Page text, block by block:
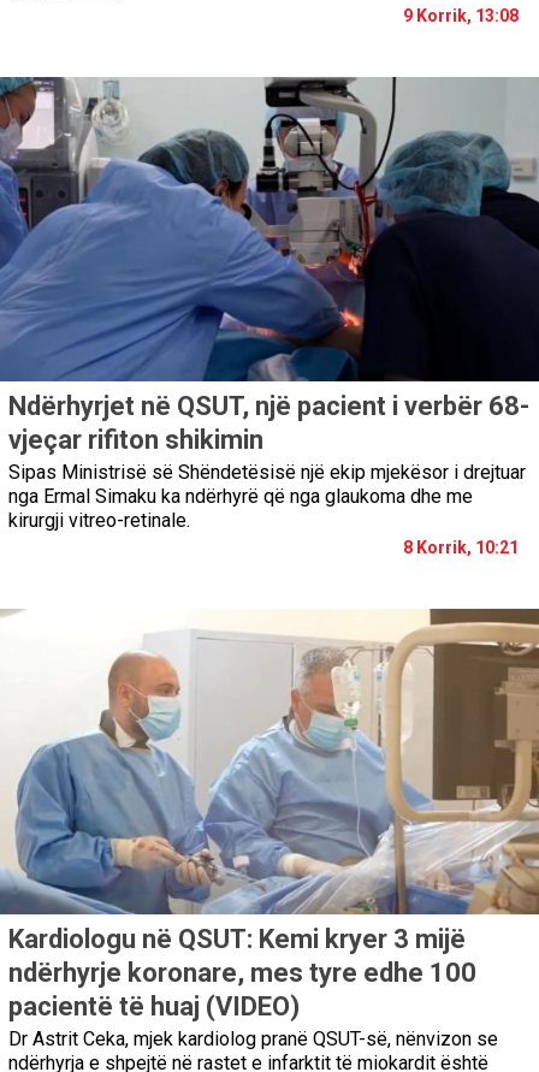
9 Korrik, 13:08
Ndërhyrjet në QSUT, një pacient i verbër 68-
vjeçar rifiton shikimin
Sipas Ministrisë së Shëndetësisë një ekip mjekësor i drejtuar
nga Ermal Simaku ka ndërhyrë që nga glaukoma dhe me
kirurgji vitreo-retinale.
8 Korrik, 10:21
Kardiologu në QSUT: Kemi kryer 3 mijë
ndërhyrje koronare, mes tyre edhe 100
pacientë të huaj (VIDEO)
Dr Astrit Ceka, mjek kardiolog pranë QSUT-së, nënvizon se
ndërhyrja e shpejtë në rastet e infarktit të miokardit është